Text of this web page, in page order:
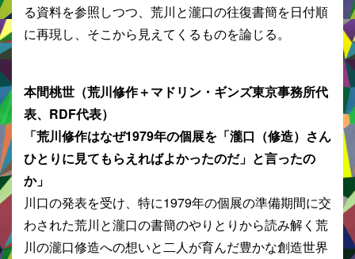
る資料を参照しつつ、荒川と瀧口の往復書簡を日付順
に再現し、そこから見えてくるものを論じる。
本間桃世（荒川修作＋マドリン・ギンズ東京事務所代
表、RDF代表）
「荒川修作はなぜ1979年の個展を「瀧口（修造）さん
ひとりに見てもらえればよかったのだ」と言ったの
か」
川口の発表を受け、特に1979年の個展の準備期間に交
わされた荒川と瀧口の書簡のやりとりから読み解く荒
川の瀧口修造への想いと二人が育んだ豊かな創造世界